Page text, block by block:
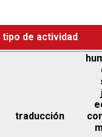
tipo de actividad
traducción